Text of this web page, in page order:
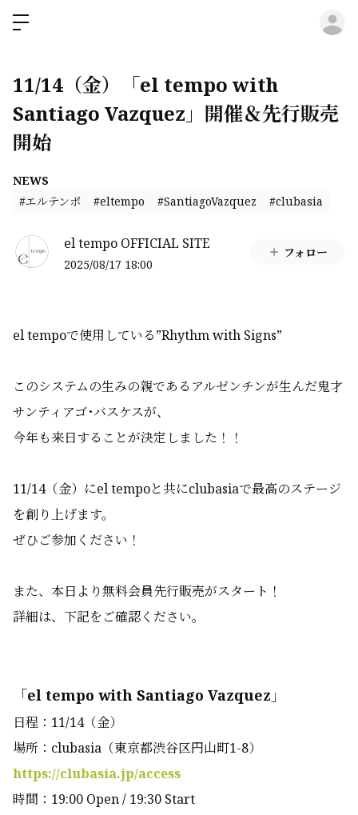
11/14（金）「el tempo with
Santiago Vazquez」開催＆先行販売
開始
NEWS
#エルテンポ
#eltempo #SantiagoVazquez #clubasia
el tempo OFFICIAL SITE
2025/08/17 18:00
フォロー
el tempoで使用している”Rhythm with Signs”
このシステムの生みの親であるアルゼンチンが生んだ鬼才
サンティアゴ･バスケスが、
今年も来日することが決定しました！！
11/14（金）にel tempoと共にclubasiaで最高のステージ
を創り上げます。
ぜひご参加ください！
また、本日より無料会員先行販売がスタート！
詳細は、下記をご確認ください。
「el tempo with Santiago Vazquez」
日程：11/14（金）
場所：clubasia（東京都渋谷区円山町1-8）
https://clubasia.jp/access
時間：19:00 Open / 19:30 Start